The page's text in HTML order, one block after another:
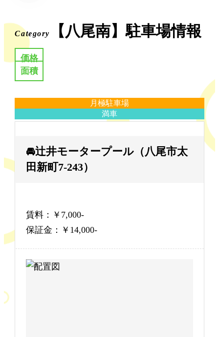
Category 【八尾南】駐車場情報
価格
面積
月極駐車場
満車
🚘辻井モータープール（八尾市太
田新町7-243）
賃料：￥7,000-
保証金：￥14,000-